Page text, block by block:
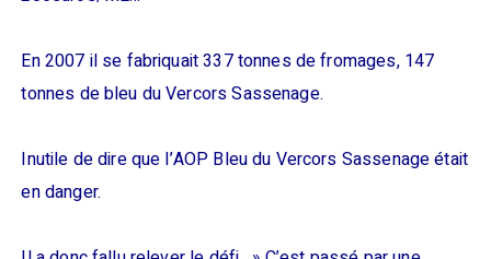
En 2007 il se fabriquait 337 tonnes de fromages, 147
tonnes de bleu du Vercors Sassenage.
Inutile de dire que l’AOP Bleu du Vercors Sassenage était
en danger.